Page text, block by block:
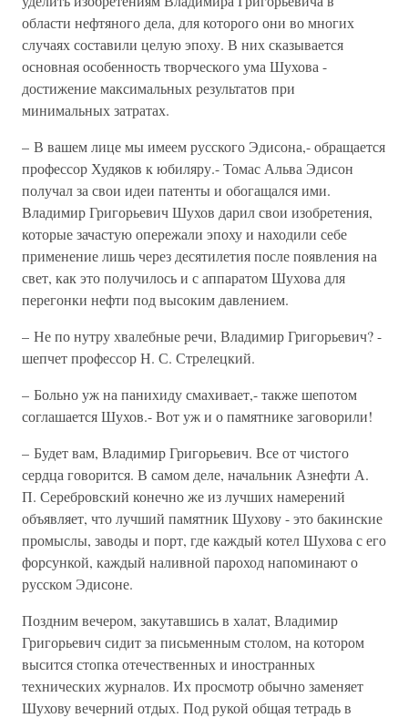
области нефтяного дела, для которого они во многих
случаях составили целую эпоху. В них сказывается
основная особенность творческого ума Шухова -
достижение максимальных результатов при
минимальных затратах.
– В вашем лице мы имеем русского Эдисона,- обращается
профессор Худяков к юбиляру.- Томас Альва Эдисон
получал за свои идеи патенты и обогащался ими.
Владимир Григорьевич Шухов дарил свои изобретения,
которые зачастую опережали эпоху и находили себе
применение лишь через десятилетия после появления на
свет, как это получилось и с аппаратом Шухова для
перегонки нефти под высоким давлением.
– Не по нутру хвалебные речи, Владимир Григорьевич? -
шепчет профессор Н. С. Стрелецкий.
– Больно уж на панихиду смахивает,- также шепотом
соглашается Шухов.- Вот уж и о памятнике заговорили!
– Будет вам, Владимир Григорьевич. Все от чистого
сердца говорится. В самом деле, начальник Азнефти А.
П. Серебровский конечно же из лучших намерений
объявляет, что лучший памятник Шухову - это бакинские
промыслы, заводы и порт, где каждый котел Шухова с его
форсункой, каждый наливной пароход напоминают о
русском Эдисоне.
Поздним вечером, закутавшись в халат, Владимир
Григорьевич сидит за письменным столом, на котором
высится стопка отечественных и иностранных
технических журналов. Их просмотр обычно заменяет
Шухову вечерний отдых. Под рукой общая тетрадь в